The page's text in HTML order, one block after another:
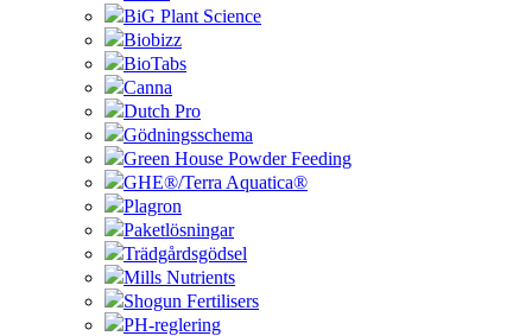
BiG Plant Science
Biobizz
BioTabs
Canna
Dutch Pro
Gödningsschema
Green House Powder Feeding
GHE®/Terra Aquatica®
Plagron
Paketlösningar
Trädgårdsgödsel
Mills Nutrients
Shogun Fertilisers
PH-reglering